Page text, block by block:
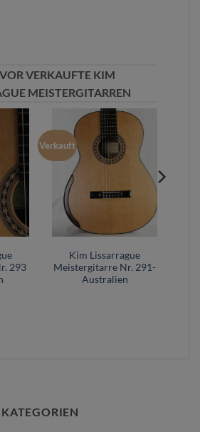
VERKAUFTE KIM
MEISTERGITARREN
293
Verkauft
Kim Lissarrague
Meistergitarre Nr. 291-
Australien